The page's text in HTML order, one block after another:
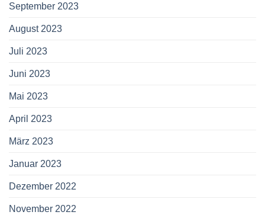
September 2023
August 2023
Juli 2023
Juni 2023
Mai 2023
April 2023
März 2023
Januar 2023
Dezember 2022
November 2022